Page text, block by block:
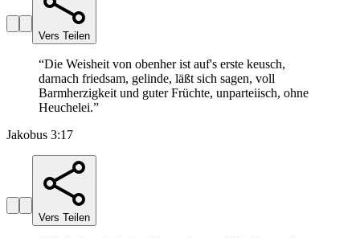
Vers Teilen
“Die Weisheit von obenher ist auf's erste keusch,
darnach friedsam, gelinde, läßt sich sagen, voll
Barmherzigkeit und guter Früchte, unparteiisch, ohne
Heuchelei.”
Jakobus 3:17
Vers Teilen